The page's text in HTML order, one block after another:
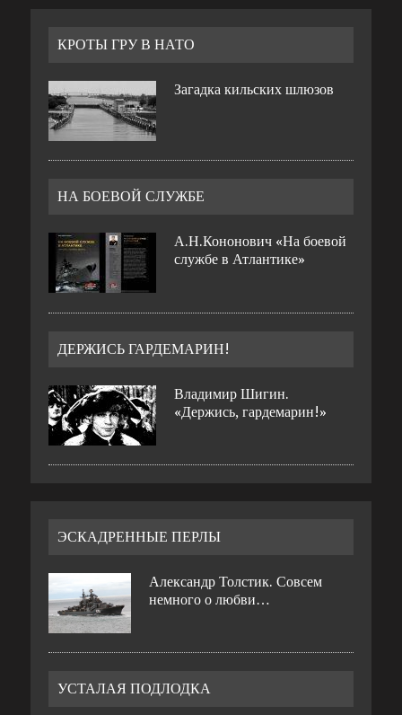
КРОТЫ ГРУ В НАТО
Загадка кильских шлюзов
НА БОЕВОЙ СЛУЖБЕ
А.Н.Кононович «На боевой
службе в Атлантике»
ДЕРЖИСЬ ГАРДЕМАРИН!
Владимир Шигин.
«Держись, гардемарин!»
ЭСКАДРЕННЫЕ ПЕРЛЫ
Александр Толстик. Совсем
немного о любви…
УСТАЛАЯ ПОДЛОДКА